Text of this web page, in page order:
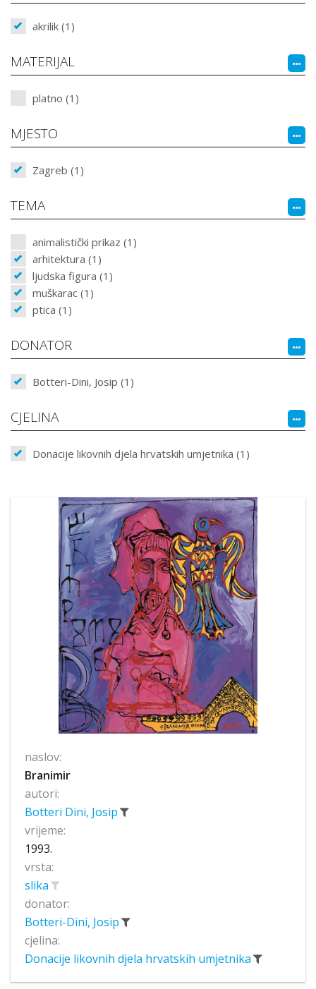
akrilik (1)
MATERIJAL
platno (1)
MJESTO
Zagreb (1)
TEMA
animalistički prikaz (1)
arhitektura (1)
ljudska figura (1)
muškarac (1)
ptica (1)
DONATOR
Botteri-Dini, Josip (1)
CJELINA
Donacije likovnih djela hrvatskih umjetnika (1)
naslov:
Branimir
autori:
Botteri Dini, Josip
vrijeme:
1993.
vrsta:
slika
donator:
Botteri-Dini, Josip
cjelina:
Donacije likovnih djela hrvatskih umjetnika